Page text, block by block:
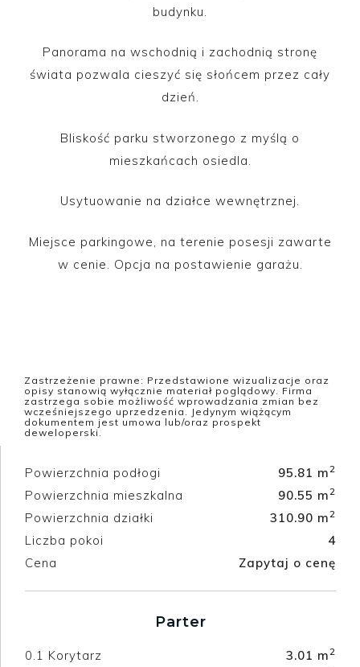
budynku.
Panorama na wschodnią i zachodnią stronę
świata pozwala cieszyć się słońcem przez cały
dzień.
Bliskość parku stworzonego z myślą o
mieszkańcach osiedla.
Usytuowanie na działce wewnętrznej.
Miejsce parkingowe, na terenie posesji zawarte
w cenie. Opcja na postawienie garażu.
Zastrzeżenie prawne: Przedstawione wizualizacje oraz
opisy stanowią wyłącznie materiał poglądowy. Firma
zastrzega sobie możliwość wprowadzania zmian bez
wcześniejszego uprzedzenia. Jedynym wiążącym
dokumentem jest umowa lub/oraz prospekt
deweloperski.
Powierzchnia podłogi 95.81 m2
Powierzchnia mieszkalna 90.55 m2
Powierzchnia działki 310.90 m2
Liczba pokoi
4
Cena
Zapytaj o cenę
Parter
0.1 Korytarz 3.01 m2